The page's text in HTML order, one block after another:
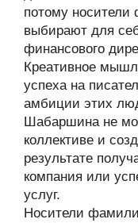
потому
выбирают для
финансового
Креативное
успеха на
амбиции этих
Шабаршина не
коллективе и
результате
компания или
услуг.
Носители